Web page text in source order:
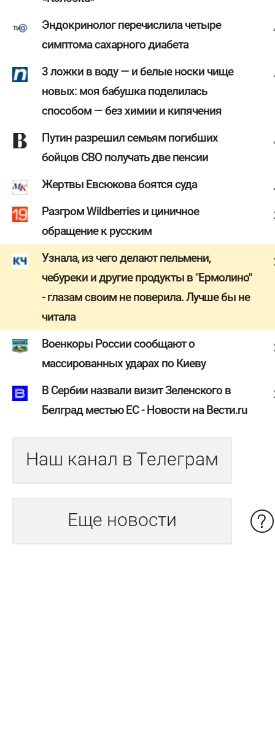
Эндокринолог перечислила четыре
симптома сахарного диабета
3 ложки в воду — и белые носки чище
новых: моя бабушка поделилась
способом — без химии и кипячения
Путин разрешил семьям погибших
бойцов СВО получать две пенсии
Жертвы Евсюкова боятся суда
Разгром Wildberries и циничное
обращение к русским
Узнала, из чего делают пельмени,
чебуреки и другие продукты в "Ермолино"
- глазам своим не поверила. Лучше бы не
читала
Военкоры России сообщают о
массированных ударах по Киеву
В Сербии назвали визит Зеленского в
Белград местью ЕС - Новости на Вести.ru
Наш канал в Телеграм
Еще новости